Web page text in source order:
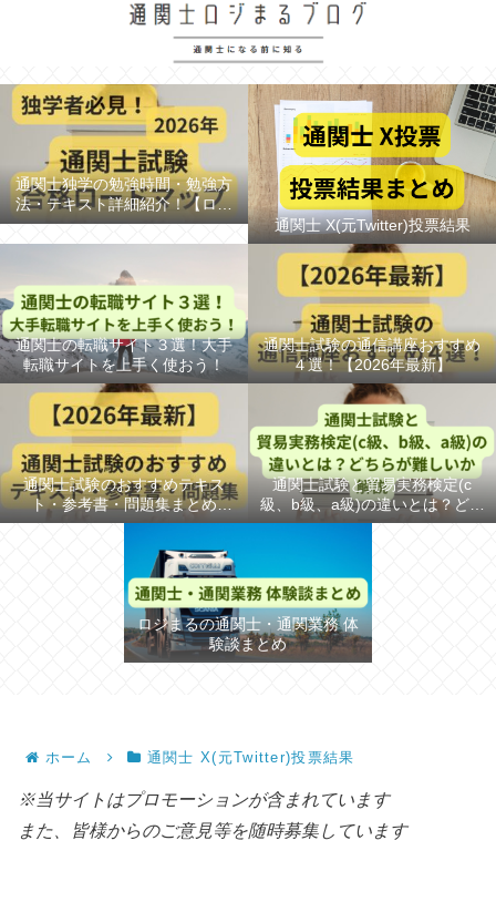
通関士独学の勉強時間・勉強方
法・テキスト詳細紹介！【ロー
ドマップ/スケジュール】
通関士 X(元Twitter)投票結果
通関士の転職サイト３選！大手
転職サイトを上手く使おう！
通関士試験の通信講座おすすめ
４選！【2026年最新】
通関士試験のおすすめテキス
ト・参考書・問題集まとめ
【2026年】
通関士試験と貿易実務検定(c
級、b級、a級)の違いとは？どち
らが難しいか解説
ロジまるの通関士・通関業務 体
験談まとめ
ホーム 通関士 X(元Twitter)投票結果
※当サイトはプロモーションが含まれています
また、皆様からのご意見等を随時募集しています